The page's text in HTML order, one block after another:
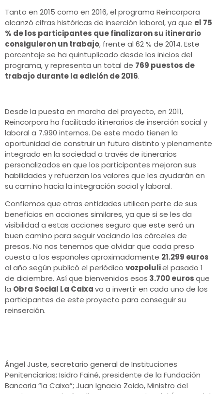
Tanto en 2015 como en 2016, el programa Reincorpora
alcanzó cifras históricas de inserción laboral, ya que el 75
% de los participantes que finalizaron su itinerario
consiguieron un trabajo, frente al 62 % de 2014. Este
porcentaje se ha quintuplicado desde los inicios del
programa, y representa un total de 769 puestos de
trabajo durante la edición de 2016.
Desde la puesta en marcha del proyecto, en 2011,
Reincorpora ha facilitado itinerarios de inserción social y
laboral a 7.990 internos. De este modo tienen la
oportunidad de construir un futuro distinto y plenamente
integrado en la sociedad a través de itinerarios
personalizados en que los participantes mejoran sus
habilidades y refuerzan los valores que les ayudarán en
su camino hacia la integración social y laboral.
Confiemos que otras entidades utilicen parte de sus
beneficios en acciones similares, ya que si se les da
visibilidad a estas acciones seguro que este será un
buen camino para seguir vaciando las cárceles de
presos. No nos tenemos que olvidar que cada preso
cuesta a los españoles aproximadamente 21.299 euros
al año según publicó el periódico vozpoluliel pasado 1
de diciembre. Así que bienvenidos esos 3.700 eurosque
la Obra Social La Caixava a invertir en cada uno de los
participantes de este proyecto para conseguir su
reinserción.
Ángel Juste, secretario general de Instituciones
Penitenciarias; Isidro Fainé, presidente de la Fundación
Bancaria “la Caixa”; Juan Ignacio Zoido, Ministro del